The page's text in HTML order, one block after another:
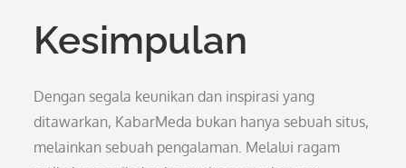
Kesimpulan
Dengan segala keunikan dan inspirasi yang
ditawarkan, KabarMeda bukan hanya sebuah situs,
melainkan sebuah pengalaman. Melalui ragam